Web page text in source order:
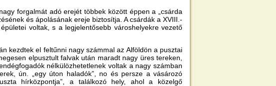
forgalmát adó erejét többek között éppen a „csárda
és ápolásának ereje biztosítja. A csárdák a XVIII.-
voltak, s a legjelentősebb városhelyekre vezető
kezdtek el feltűnni nagy számmal az Alföldön a pusztai
elpusztult falvak után maradt nagy üres tereken,
nélkülözhetetlenek voltak a nagy számban
ún. „egy úton haladók”, no és persze a vásározó
hírközpontja”, a találkozó hely, ahol a közelgő